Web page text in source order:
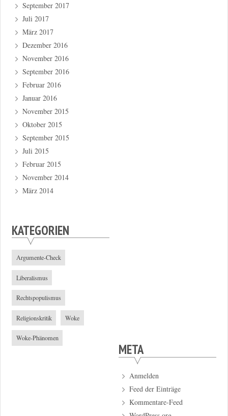
September 2017
Juli 2017
März 2017
Dezember 2016
November 2016
September 2016
Februar 2016
Januar 2016
November 2015
Oktober 2015
September 2015
Juli 2015
Februar 2015
November 2014
März 2014
KATEGORIEN
Argumente-Check
Liberalismus
Rechtspopulismus
Religionskritik Woke
Woke-Phänomen
META
Anmelden
Feed der Einträge
Kommentare-Feed